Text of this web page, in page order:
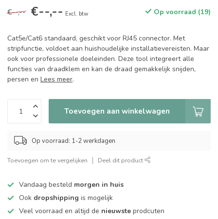
€--,-- €--,-- Excl. btw Op voorraad (19)
Cat5e/Cat6 standaard, geschikt voor RJ45 connector. Met
stripfunctie, voldoet aan huishoudelijke installatievereisten. Maar
ook voor professionele doeleinden. Deze tool integreert alle
functies van draadklem en kan de draad gemakkelijk snijden,
persen en Lees meer.
Toevoegen aan winkelwagen
Op voorraad: 1-2 werkdagen
Toevoegen om te vergelijken Deel dit product
Vandaag besteld morgen in huis
Ook dropshipping is mogelijk
Veel voorraad en altijd de nieuwste prodcuten